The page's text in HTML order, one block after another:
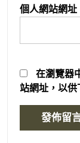
個人網站網址
在瀏覽器
站網址，以供